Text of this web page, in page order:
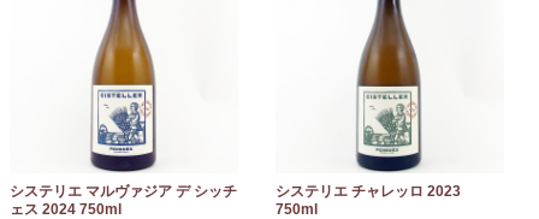
システリエ マルヴァジア デ シッチ
ェス 2024 750ml
システリエ チャレッロ 2023
750ml